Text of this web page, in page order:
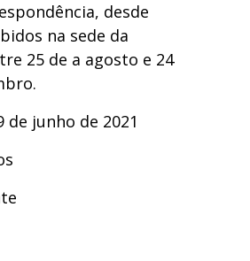
desde
na sede da
25 de a agosto e 24
de junho de 2021